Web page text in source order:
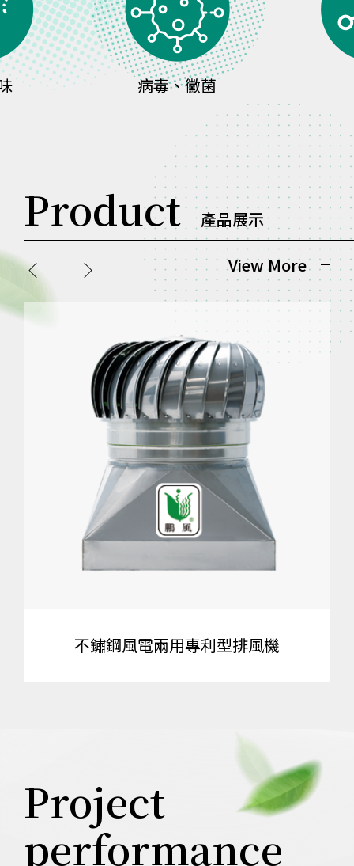
黴菌 沼氣
Product
產品展示
View More
不鏽鋼風電兩用專利型排風機
Project
performance